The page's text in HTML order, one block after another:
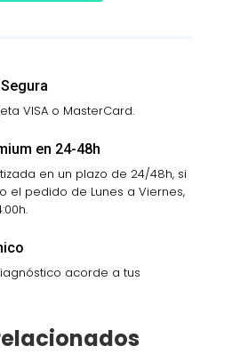
VISA o MasterCard.
en 24-48h
en un plazo de 24/48h, si
el pedido de Lunes a Viernes,
acorde a tus